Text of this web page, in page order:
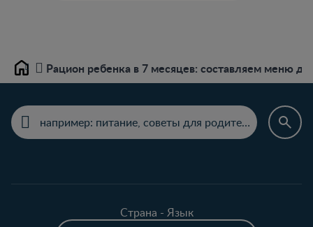
Home Рацион ребенка в 7 месяцев: составляем меню
Страна - Язык